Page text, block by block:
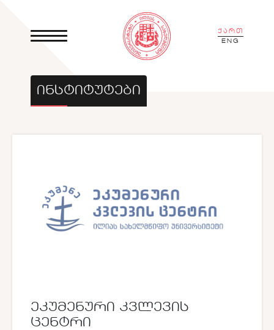
ქართ
ENG
ᲘᲜᲡᲢᲘᲢᲣᲢᲔᲑᲘ
ᲔᲙᲣᲛᲔᲜᲣᲠᲘ ᲙᲕᲚᲔᲕᲘᲡ
ᲪᲔᲜᲢᲠᲘ